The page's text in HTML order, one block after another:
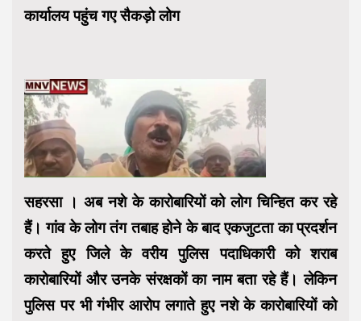
कार्यालय पहुंच गए सैकड़ो लोग
सहरसा । अब नशे के कारोबारियों को लोग चिन्हित कर रहे
हैं। गांव के लोग तंग तबाह होने के बाद एकजुटता का प्रदर्शन
करते हुए जिले के वरीय पुलिस पदाधिकारी को शराब
कारोबारियों और उनके संरक्षकों का नाम बता रहे हैं। लेकिन
पुलिस पर भी गंभीर आरोप लगाते हुए नशे के कारोबारियों को